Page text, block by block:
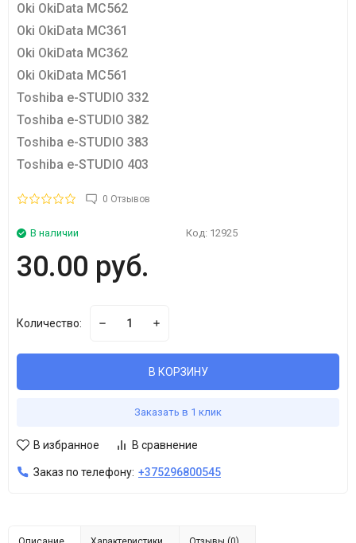
Oki OkiData MC562
Oki OkiData MC361
Oki OkiData MC362
Oki OkiData MC561
Toshiba e-STUDIO 332
Toshiba e-STUDIO 382
Toshiba e-STUDIO 383
Toshiba e-STUDIO 403
0 Отзывов
В наличии Код: 12925
30.00 руб.
Количество:
В КОРЗИНУ
Заказать в 1 клик
В избранное В сравнение
Заказ по телефону: +375296800545